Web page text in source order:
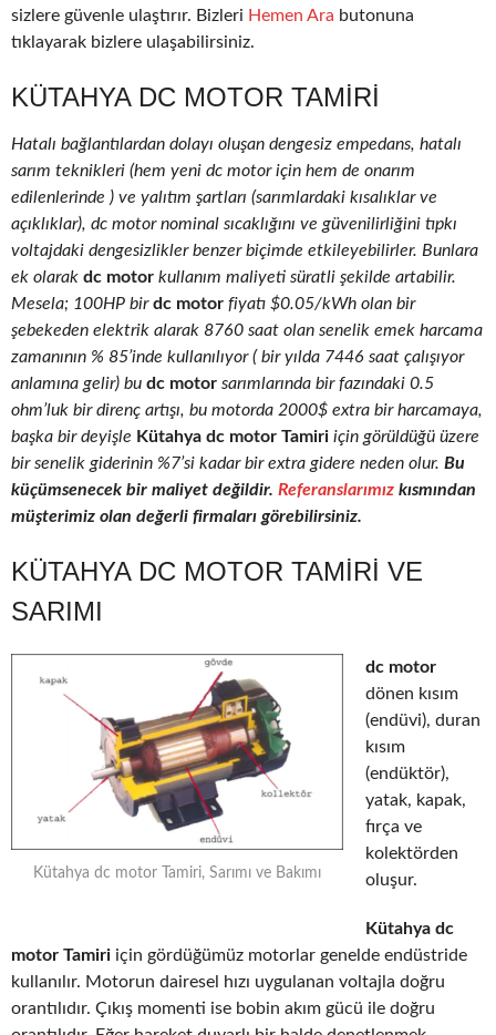
sizlere güvenle ulaştırır. Bizleri Hemen Ara butonuna
tıklayarak bizlere ulaşabilirsiniz.
KÜTAHYA DC MOTOR TAMIRI
Hatalı bağlantılardan dolayı oluşan dengesiz empedans, hatalı
sarım teknikleri (hem yeni dc motor için hem de onarım
edilenlerinde ) ve yalıtım şartları (sarımlardaki kısalıklar ve
açıklıklar), dc motor nominal sıcaklığını ve güvenilirliğini tıpkı
voltajdaki dengesizlikler benzer biçimde etkileyebilirler. Bunlara
ek olarak dc motor kullanım maliyeti süratli şekilde artabilir.
Mesela; 100HP birdc motor fiyatı $0.05/kWh olan bir
şebekeden elektrik alarak 8760 saat olan senelik emek harcama
zamanının % 85’inde kullanılıyor ( bir yılda 7446 saat çalışıyor
anlamına gelir) bu dc motor sarımlarında bir fazındaki 0.5
ohm’luk bir direnç artışı, bu motorda 2000$ extra bir harcamaya,
başka bir deyişle Kütahya dc motor Tamiri için görüldüğü üzere
bir senelik giderinin %7’si kadar bir extra gidere neden olur. Bu
küçümsenecek bir maliyet değildir. Referanslarımız kısmından
müşterimiz olan değerli firmaları görebilirsiniz.
KÜTAHYA DC MOTOR TAMIRI VE
SARIMI
Kütahya dc motor Tamiri, Sarımı ve Bakımı
dc motor
dönen kısım
(endüvi), duran
kısım
(endüktör),
yatak, kapak,
fırça ve
kolektörden
oluşur.
Kütahya dc
motor Tamiri için gördüğümüz motorlar genelde endüstride
kullanılır. Motorun dairesel hızı uygulanan voltajla doğru
orantılıdır. Çıkış momenti ise bobin akım gücü ile doğru